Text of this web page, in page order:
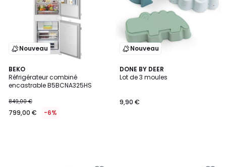
Nouveau
BEKO
Réfrigérateur combiné
encastrable B5BCNA325HS
849,00 €
799,00 € -6%
Nouveau
DONE BY DEER
Lot de 3 moules
9,90 €